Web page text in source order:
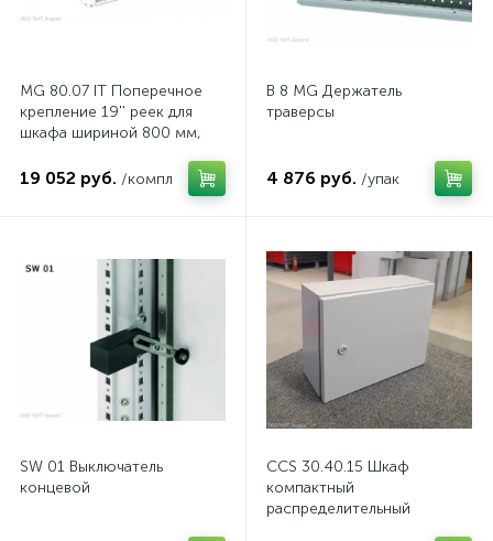
MG 80.07 IT Поперечное
крепление 19'' реек для
шкафа шириной 800 мм,
19 052 руб. /компл
B 8 MG Держатель
траверсы
4 876 руб. /упак
SW 01 Выключатель
концевой
CCS 30.40.15 Шкаф
компактный
распределительный